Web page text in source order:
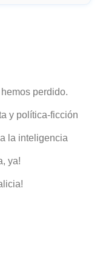
perdido.
y política-ficción
la inteligencia
ya!